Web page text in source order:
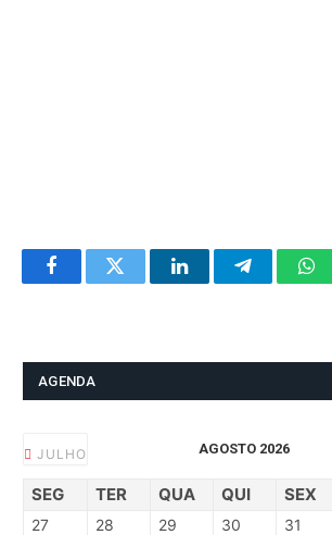
FacebookTwitter LinkedInTelegram
AGENDA
JULHO AGOSTO 2026
SEG TER QUA QUI SEX
27 28 29 30 31